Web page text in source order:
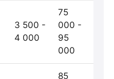
3 500 -
4 000
75
000 -
95
000
85